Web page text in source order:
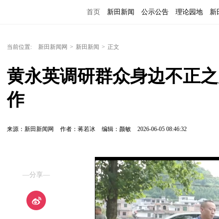
首页 新田新闻 公示公告 理论园地 新
当前位置: 新田新闻网 > 新田新闻 > 正文
黄永英调研群众身边不正
作
来源：新田新闻网 作者：蒋若冰 编辑：颜敏 2026-06-05 08:46:32
—分享—